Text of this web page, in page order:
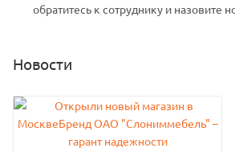
обратитесь к сотруднику и назовите
Новости